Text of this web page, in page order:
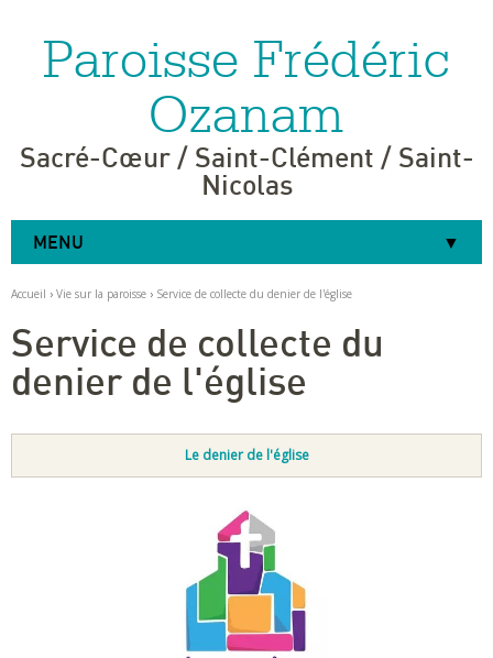
navigation
personnelsParoisse Frédéric
Ozanam
Sacré-Cœur / Saint-Clément / Saint-
Nicolas
MENU
Accueil › Vie sur la paroisse › Service de collecte du denier de l'église
Service de collecte du
denier de l'église
Le denier de l'église